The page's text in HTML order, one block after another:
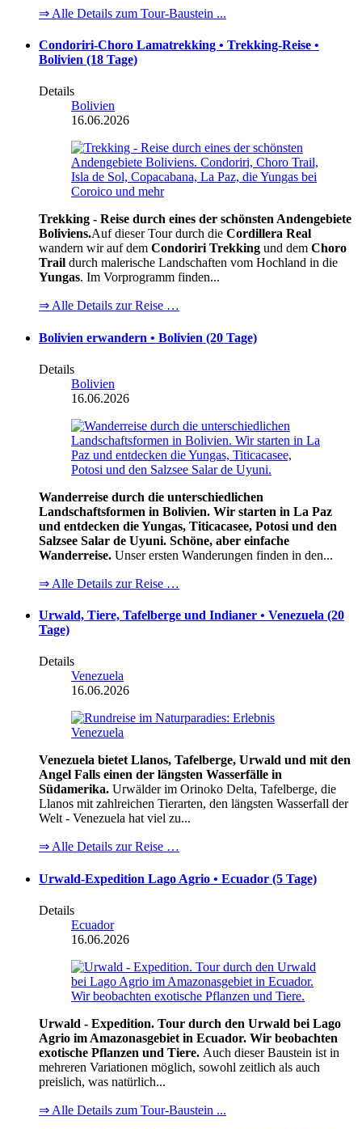
⇒ Alle Details zum Tour-Baustein ...
Condoriri-Choro Lamatrekking • Trekking-Reise •
Bolivien (18 Tage)
Details
Bolivien
16.06.2026
Trekking - Reise durch eines der schönsten Andengebiete
Boliviens.Auf dieser Tour durch die Cordillera Real
wandern wir auf dem Condoriri Trekking und dem Choro
Trail durch malerische Landschaften vom Hochland in die
Yungas. Im Vorprogramm finden...
⇒ Alle Details zur Reise …
Bolivien erwandern • Bolivien (20 Tage)
Details
Bolivien
16.06.2026
Wanderreise durch die unterschiedlichen
Landschaftsformen in Bolivien. Wir starten in La Paz
und entdecken die Yungas, Titicacasee, Potosi und den
Salzsee Salar de Uyuni. Schöne, aber einfache
Wanderreise. Unser ersten Wanderungen finden in den...
⇒ Alle Details zur Reise …
Urwald, Tiere, Tafelberge und Indianer • Venezuela (20
Tage)
Details
Venezuela
16.06.2026
Venezuela bietet Llanos, Tafelberge, Urwald und mit den
Angel Falls einen der längsten Wasserfälle in
Südamerika. Urwälder im Orinoko Delta, Tafelberge, die
Llanos mit zahlreichen Tierarten, den längsten Wasserfall der
Welt - Venezuela hat viel zu...
⇒ Alle Details zur Reise …
Urwald-Expedition Lago Agrio • Ecuador (5 Tage)
Details
Ecuador
16.06.2026
Urwald - Expedition. Tour durch den Urwald bei Lago
Agrio im Amazonasgebiet in Ecuador. Wir beobachten
exotische Pflanzen und Tiere. Auch dieser Baustein ist in
mehreren Variationen möglich, sowohl zeitlich als auch
preislich, was natürlich...
⇒ Alle Details zum Tour-Baustein ...